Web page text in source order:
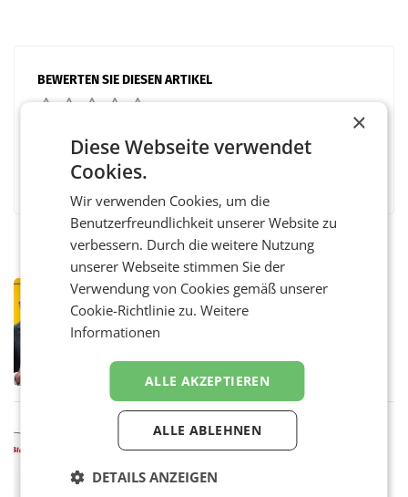
BEWERTEN SIE DIESEN ARTIKEL
FacebookTwitterMessenger
PRIMENEWS
Österreichische Post: Umsatzplus im
ersten Halbjahr trotz schwachem
ersten Halbjahr 2026 einen Konzernumsatz
von 1.544,0 Mio. EUR erwirtschaftet, was
einem Plus von 3,8 Prozent gegenüber dem
Vergleichszeitraum
MARKETING & MEDIA
ProSiebenSat.1 spart und macht
UNTERFÖHRING/MAILAND/AMSTERDAM. Der
×
Diese Webseite verwendet
Cookies.
Wir verwenden Cookies, um die
Benutzerfreundlichkeit unserer Website zu
verbessern. Durch die weitere Nutzung
unserer Webseite stimmen Sie der
Verwendung von Cookies gemäß unserer
Cookie-Richtlinie zu.Weitere
Informationen
ALLE AKZEPTIEREN
ALLE ABLEHNEN
DETAILS ANZEIGEN